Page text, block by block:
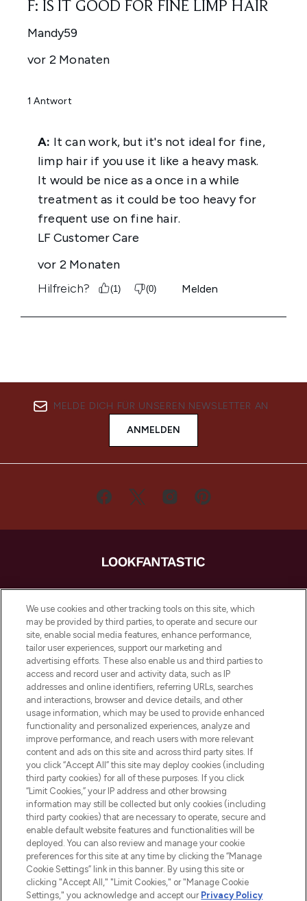
MELDE DICH FÜR UNSEREN NEWSLETTER AN
ANMELDEN
LOOKFANTASTIC ist Europas ultimativer
Beauty-Onlineshop mit den besten
Produkten aus Haut- und Haarpflege
sowie Make-Up von über 200
renommierten Marken. Shoppe online
oder über die App mit kostenloser
Lieferung ab einem Einkaufswert von 30€.
Cookie-Einwilligung
Do Not Sell or Share My Personal
Information
HILFE & INFORMATION
IMPRESSUM
ÜBER LOOKFANTASTIC
We use cookies and other tracking tools on this site, which
may be provided by third parties, to operate and secure our
site, enable social media features, enhance performance,
tailor user experiences, support our marketing and
advertising efforts. These also enable us and third parties to
access and record user and activity data, such as IP
addresses and online identifiers, referring URLs, searches
and interactions, browser and device details, and other
usage information, which may be used to provide enhanced
functionality and personalized experiences, analyze and
improve performance, and reach users with more relevant
content and ads on this site and across third party sites. If
you click “Accept All” this site may deploy cookies (including
third party cookies) for all of these purposes. If you click
“Limit Cookies,” your IP address and other browsing
information may still be collected but only cookies (including
third party cookies) that are necessary to operate, secure and
enable default website features and functionalities will be
deployed. You can also review and manage your cookie
preferences for this site at any time by clicking the “Manage
Cookie Settings” link in this banner. By using this site or
clicking "Accept All," "Limit Cookies," or "Manage Cookie
Settings," you acknowledge and accept our Privacy Policy